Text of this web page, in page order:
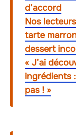
d’accord
Nos
tarte
dessert
« J’ai
ingrédients
pas ! »